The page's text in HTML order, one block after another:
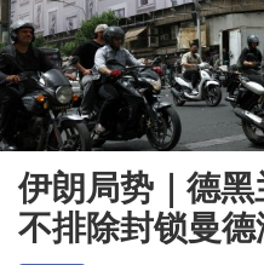
伊朗局势｜德黑
不排除封锁曼德